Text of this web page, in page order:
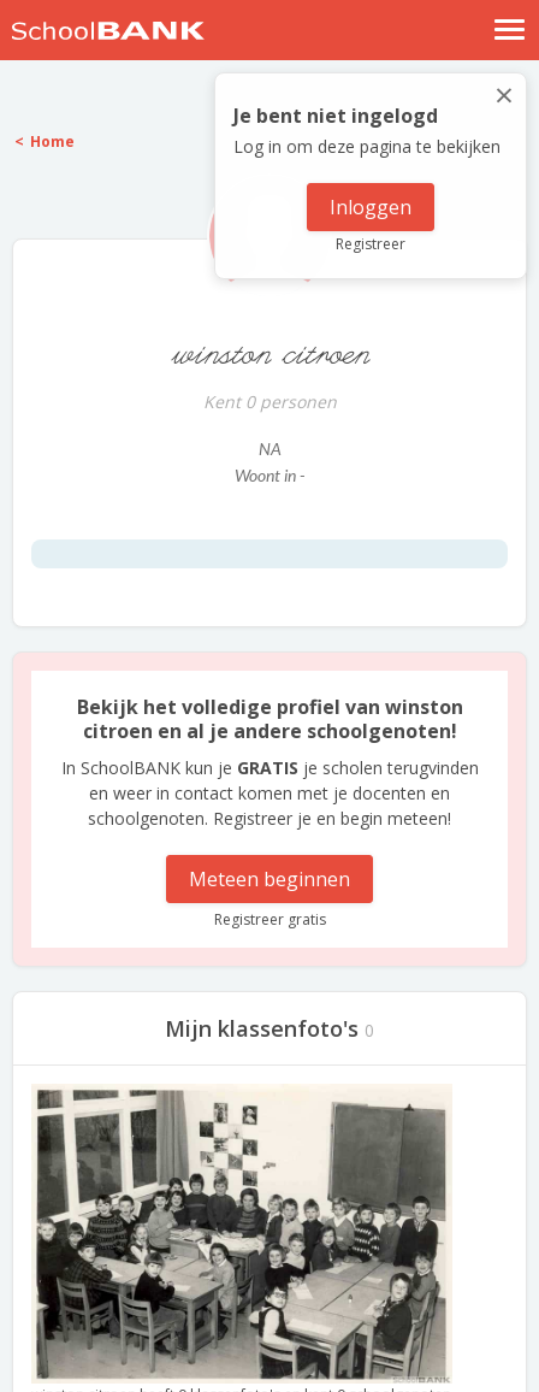
Nostalgische verhalen
Log in
Meld je gratis aan
×
Je bent niet ingelogd
Log in om deze pagina te bekijken
Inloggen
Registreer
Home
winston citroen
Kent 0 personen
NA
Woont in -
Bekijk het volledige profiel van winston
citroen en al je andere schoolgenoten!
In SchoolBANK kun je GRATIS je scholen terugvinden
en weer in contact komen met je docenten en
schoolgenoten. Registreer je en begin meteen!
Meteen beginnen
Registreer gratis
Mijn klassenfoto's 0